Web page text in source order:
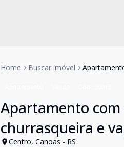
Home Buscar imóvel
Apartamento com
churrasqueira e
Centro, Canoas - RS